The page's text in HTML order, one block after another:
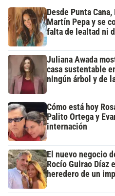
Desde Punta
Martín Pepa y se
falta de lealtad ni
Juliana Awada
casa sustentable
ningún árbol y de
Cómo está hoy
Palito Ortega y
internación
El nuevo negocio
Rocío Guirao Díaz
heredero de un